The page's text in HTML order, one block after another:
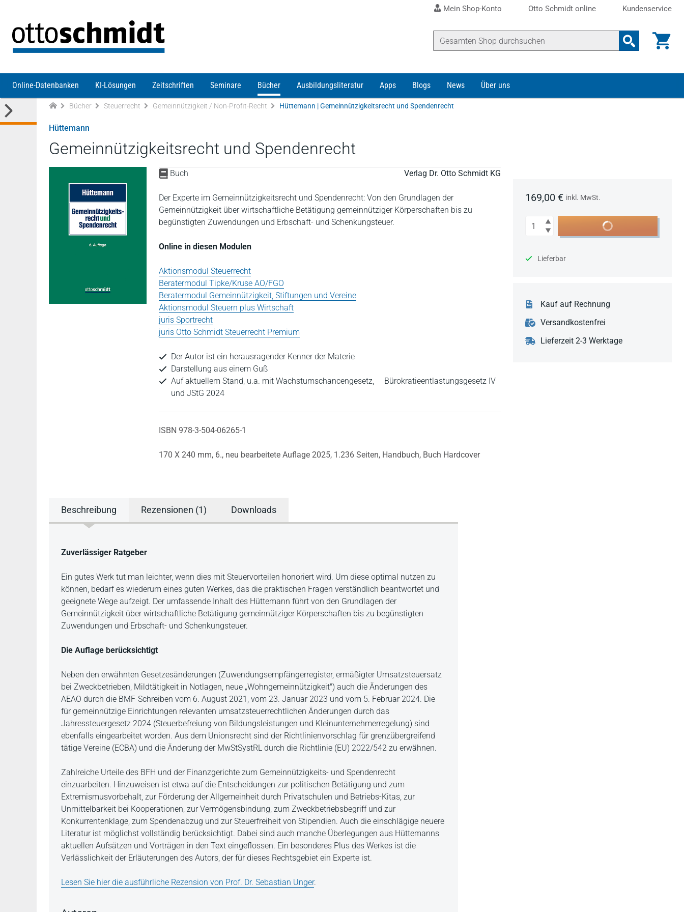
Mein Shop-Konto Otto Schmidt online Kundenservice
Online-Datenbanken KI-Lösungen Zeitschriften Seminare Bücher Ausbildungsliteratur Apps Blogs News Über uns
Bücher Steuerrecht Gemeinnützigkeit / Non-Profit-Recht Hüttemann | Gemeinnützigkeitsrecht und Spendenrecht
Hüttemann
Gemeinnützigkeitsrecht und Spendenrecht
Buch Verlag Dr. Otto Schmidt KG
Der Experte im Gemeinnützigkeitsrecht und Spendenrecht: Von den Grundlagen der
Gemeinnützigkeit über wirtschaftliche Betätigung gemeinnütziger Körperschaften bis zu
begünstigten Zuwendungen und Erbschaft- und Schenkungsteuer.
Online in diesen Modulen
Aktionsmodul Steuerrecht
Beratermodul Tipke/Kruse AO/FGO
Beratermodul Gemeinnützigkeit, Stiftungen und Vereine
Aktionsmodul Steuern plus Wirtschaft
juris Sportrecht
juris Otto Schmidt Steuerrecht Premium
Der Autor ist ein herausragender Kenner der Materie
Darstellung aus einem Guß
Auf aktuellem Stand, u.a. mit Wachstumschancengesetz, Bürokratieentlastungsgesetz IV
und JStG 2024
ISBN 978-3-504-06265-1
170 X 240 mm, 6., neu bearbeitete Auflage 2025, 1.236 Seiten, Handbuch, Buch Hardcover
169,00 € inkl. MwSt.
Anzahl In den Warenkorb
Lieferbar
Kauf auf Rechnung
Versandkostenfrei
Lieferzeit 2-3 Werktage
Beschreibung Rezensionen (1) Downloads
Beschreibung
Zuverlässiger Ratgeber
Ein gutes Werk tut man leichter, wenn dies mit Steuervorteilen honoriert wird. Um diese optimal nutzen zu
können, bedarf es wiederum eines guten Werkes, das die praktischen Fragen verständlich beantwortet und
geeignete Wege aufzeigt. Der umfassende Inhalt des Hüttemann führt von den Grundlagen der
Gemeinnützigkeit über wirtschaftliche Betätigung gemeinnütziger Körperschaften bis zu begünstigten
Zuwendungen und Erbschaft- und Schenkungsteuer.
Die Auflage berücksichtigt
Neben den erwähnten Gesetzesänderungen (Zuwendungsempfängerregister, ermäßigter Umsatzsteuersatz
bei Zweckbetrieben, Mildtätigkeit in Notlagen, neue „Wohngemeinnützigkeit") auch die Änderungen des
AEAO durch die BMF-Schreiben vom 6. August 2021, vom 23. Januar 2023 und vom 5. Februar 2024. Die
für gemeinnützige Einrichtungen relevanten umsatzsteuerrechtlichen Änderungen durch das
Jahressteuergesetz 2024 (Steuerbefreiung von Bildungsleistungen und Kleinunternehmerregelung) sind
ebenfalls eingearbeitet worden. Aus dem Unionsrecht sind der Richtlinienvorschlag für grenzübergreifend
tätige Vereine (ECBA) und die Änderung der MwStSystRL durch die Richtlinie (EU) 2022/542 zu erwähnen.
Zahlreiche Urteile des BFH und der Finanzgerichte zum Gemeinnützigkeits- und Spendenrecht
einzuarbeiten. Hinzuweisen ist etwa auf die Entscheidungen zur politischen Betätigung und zum
Extremismusvorbehalt, zur Förderung der Allgemeinheit durch Privatschulen und Betriebs-Kitas, zur
Unmittelbarkeit bei Kooperationen, zur Vermögensbindung, zum Zweckbetriebsbegriff und zur
Konkurrentenklage, zum Spendenabzug und zur Steuerfreiheit von Stipendien. Auch die einschlägige neuere
Literatur ist möglichst vollständig berücksichtigt. Dabei sind auch manche Überlegungen aus Hüttemanns
aktuellen Aufsätzen und Vorträgen in den Text eingeflossen. Ein besonderes Plus des Werkes ist die
Verlässlichkeit der Erläuterungen des Autors, der für dieses Rechtsgebiet ein Experte ist.
Lesen Sie hier die ausführliche Rezension von Prof. Dr. Sebastian Unger.